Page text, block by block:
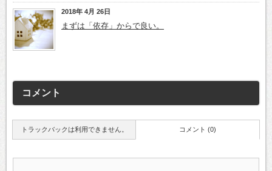
2018年 4月 26日
まずは「依存」からで良い。
コメント
トラックバックは利用できません。 コメント (0)